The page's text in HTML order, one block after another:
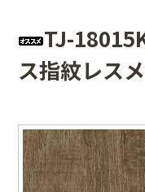
TJ-
ス指紋レス